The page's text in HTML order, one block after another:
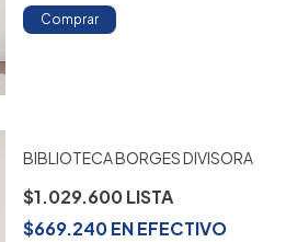
Comprar
BIBLIOTECA BORGES DIVISORA
$1.029.600
$669.240ENEFECTIVO